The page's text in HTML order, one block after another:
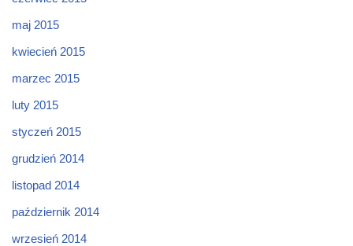
maj 2015
kwiecień 2015
marzec 2015
luty 2015
styczeń 2015
grudzień 2014
listopad 2014
październik 2014
wrzesień 2014